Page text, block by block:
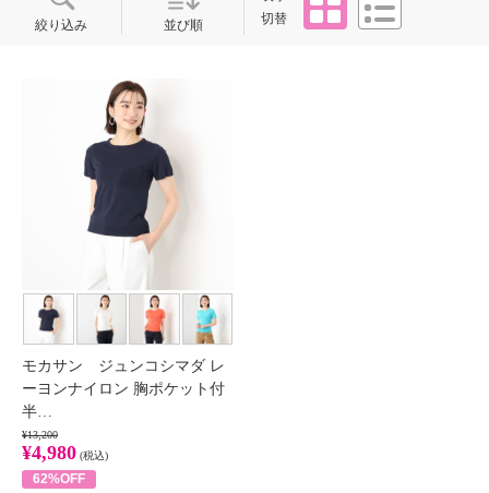
絞り込み 並び順
切替
モカサン ジュンコシマダ レ
ーヨンナイロン 胸ポケット付
半…
¥13,200
¥4,980 (税込)
62%OFF